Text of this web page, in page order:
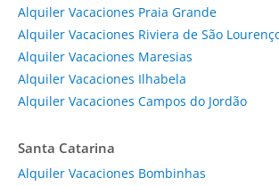
Alquiler Vacaciones Praia Grande
Alquiler Vacaciones Riviera de São
Alquiler Vacaciones Maresias
Alquiler Vacaciones Ilhabela
Alquiler Vacaciones Campos do Jordão
Santa Catarina
Alquiler Vacaciones Bombinhas